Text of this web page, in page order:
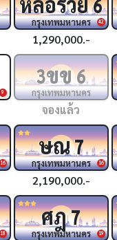
42
กรุงเทพมหานคร
1,290,000.-
9
3ขข6
กรุงเทพมหานคร
จองแล้ว
16 16
ษณ7
กรุงเทพมหานคร
2,190,000.-
18 19
ศฎ7
กรุงเทพมหานคร